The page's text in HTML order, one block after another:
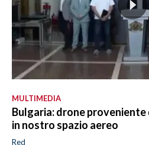
MULTIMEDIA
Bulgaria: drone proveniente
in nostro spazio aereo
Red